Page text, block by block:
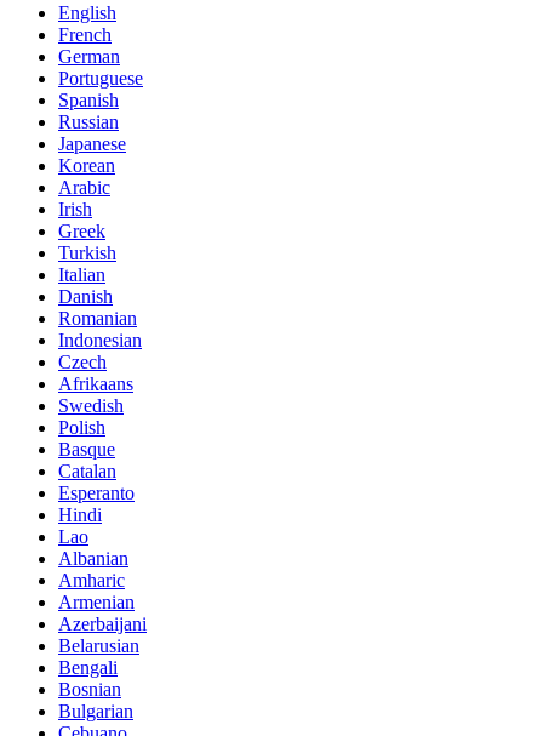
English
French
German
Portuguese
Spanish
Russian
Japanese
Korean
Arabic
Irish
Greek
Turkish
Italian
Danish
Romanian
Indonesian
Czech
Afrikaans
Swedish
Polish
Basque
Catalan
Esperanto
Hindi
Lao
Albanian
Amharic
Armenian
Azerbaijani
Belarusian
Bengali
Bosnian
Bulgarian